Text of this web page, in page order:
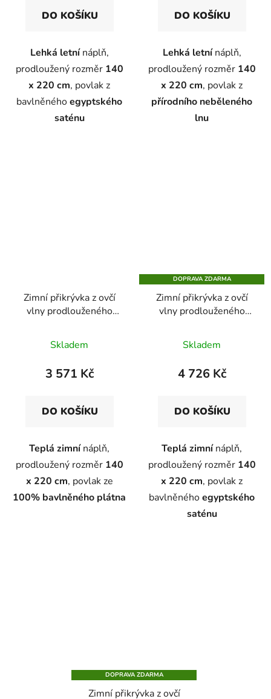
DO KOŠÍKU
Lehká letnínáplň,
prodloužený rozměr 140
x 220 cm, povlak z
bavlněnéhoegyptského
saténu
DO KOŠÍKU
Lehká letnínáplň,
prodloužený rozměr 140
x 220 cm, povlak z
přírodního neběleného
lnu
Zimní přikrývka z ovčí
vlny prodlouženého
plátnu
Skladem
3 571 Kč
DO KOŠÍKU
Teplá zimnínáplň,
prodloužený rozměr 140
x 220 cm, povlak ze
100% bavlněného plátna
DOPRAVA ZDARMA
Zimní přikrývka z ovčí
vlny prodlouženého
plátnu
Skladem
4 726 Kč
DO KOŠÍKU
Teplá zimnínáplň,
prodloužený rozměr 140
x 220 cm, povlak z
bavlněnéhoegyptského
saténu
DOPRAVA ZDARMA
Zimní přikrývka z ovčí